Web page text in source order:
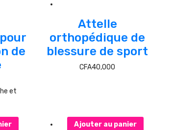
de
et
Attelle
orthopédique de
blessure de sport
CFA40,000
Ajouter au panier